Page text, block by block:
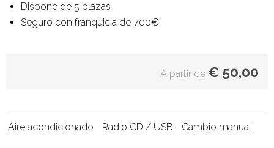
Dispone de 5 plazas
Seguro con franquicia de 700€
A partir de € 50,00
Aire acondicionado Radio CD / USB Cambio manual